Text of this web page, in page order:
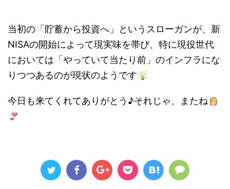
当初の「貯蓄から投資へ」というスローガンが、新
NISAの開始によって現実味を帯び、特に現役世代
においては「やっていて当たり前」のインフラにな
りつつあるのが現状のようです
今日も来てくれてありがとう♪それじゃ、またね